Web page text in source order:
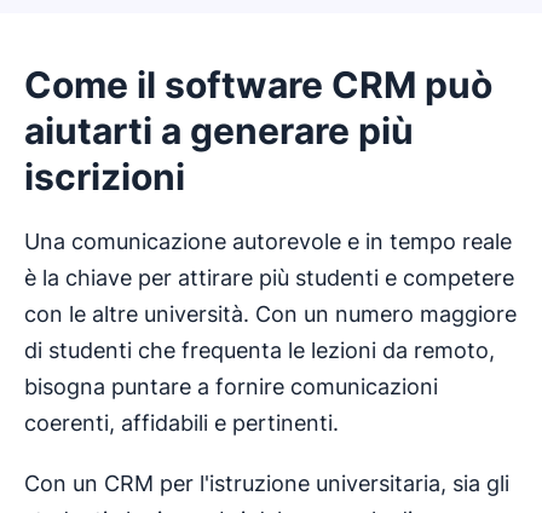
Come il software CRM può
aiutarti a generare più
iscrizioni
Una comunicazione autorevole e in tempo reale
è la chiave per attirare più studenti e competere
con le altre università. Con un numero maggiore
di studenti che frequenta le lezioni da remoto,
bisogna puntare a fornire comunicazioni
coerenti, affidabili e pertinenti.
Con un CRM per l'istruzione universitaria, sia gli